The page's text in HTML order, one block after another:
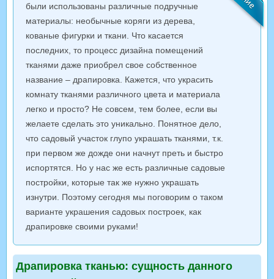
были использованы различные подручные
материалы: необычные коряги из дерева,
кованые фигурки и ткани. Что касается
последних, то процесс дизайна помещений
тканями даже приобрел свое собственное
название – драпировка. Кажется, что украсить
комнату тканями различного цвета и материала
легко и просто? Не совсем, тем более, если вы
желаете сделать это уникально. Понятное дело,
что садовый участок глупо украшать тканями, т.к.
при первом же дожде они начнут преть и быстро
испортятся. Но у нас же есть различные садовые
постройки, которые так же нужно украшать
изнутри. Поэтому сегодня мы поговорим о таком
варианте украшения садовых построек, как
драпировке своими руками!
Драпировка тканью: сущность данного